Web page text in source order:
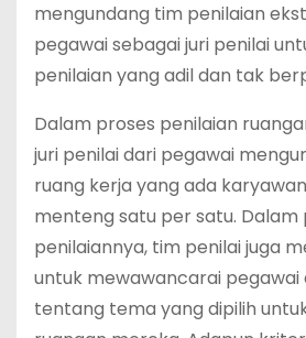
mengundang tim penilaian
pegawai sebagai juri penilai
penilaian yang adil dan tak
Dalam proses penilaian
juri penilai dari pegawai
ruang kerja yang ada karyawan
menteng satu per satu. Dalam
penilaiannya, tim penilai juga
untuk mewawancarai pegawai
tentang tema yang dipilih